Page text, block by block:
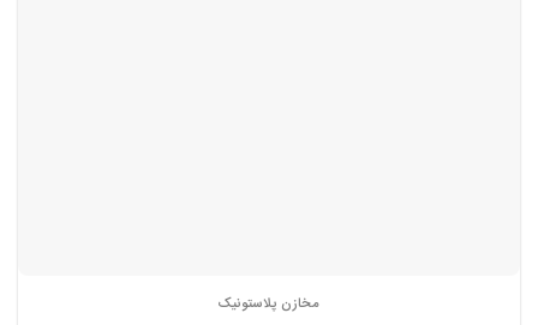
مخازن پلاستونیک